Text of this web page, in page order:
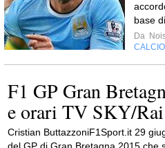
base
Da
CALCIO
F1 GP Gran
e orari TV SKY/Rai
Cristian ButtazzoniF1Sport.it 29